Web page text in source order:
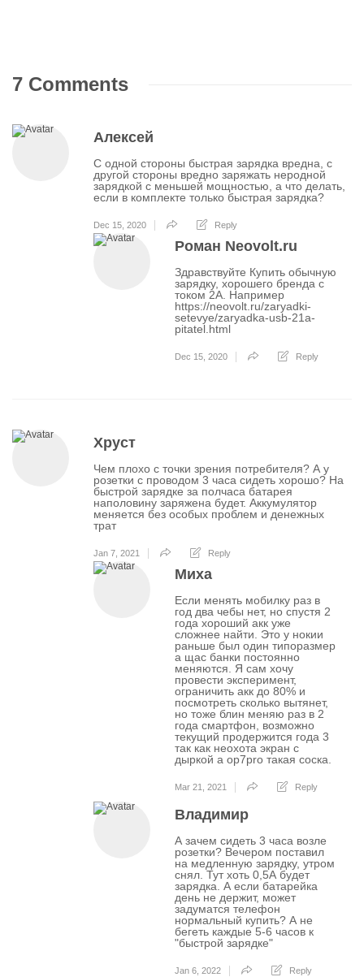
7 Comments
Алексей
С одной стороны быстрая зарядка вредна, с
другой стороны вредно заряжать неродной
зарядкой с меньшей мощностью, а что делать,
если в комплекте только быстрая зарядка?
Dec 15, 2020 Reply
Роман Neovolt.ru
Здравствуйте Купить обычную
зарядку, хорошего бренда с
током 2А. Например
https://neovolt.ru/zaryadki-
setevye/zaryadka-usb-21a-
pitatel.html
Dec 15, 2020 Reply
Хруст
Чем плохо с точки зрения потребителя? А у
розетки с проводом 3 часа сидеть хорошо? На
быстрой зарядке за полчаса батарея
наполовину заряжена будет. Аккумулятор
меняется без особых проблем и денежных
трат
Jan 7, 2021 Reply
Миха
Если менять мобилку раз в
год два чебы нет, но спустя 2
года хороший акк уже
сложнее найти. Это у нокии
раньше был один типоразмер
а щас банки постоянно
меняются. Я сам хочу
провести эксперимент,
ограничить акк до 80% и
посмотреть сколько вытянет,
но тоже блин меняю раз в 2
года смартфон, возможно
текущий продержится года 3
так как неохота экран с
дыркой а op7pro такая соска.
Mar 21, 2021 Reply
Владимир
А зачем сидеть 3 часа возле
розетки? Вечером поставил
на медленную зарядку, утром
снял. Тут хоть 0,5А будет
зарядка. А если батарейка
день не держит, может
задуматся телефон
нормальный купить? А не
бегеть каждые 5-6 часов к
"быстрой зарядке"
Jan 6, 2022 Reply